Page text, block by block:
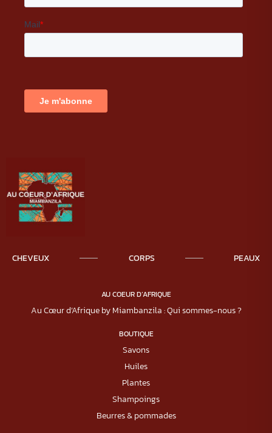
CHEVEUX CORPS PEAUX
AU COEUR D’AFRIQUE
Au Cœur d’Afrique by Miambanzila : Qui sommes-nous ?
BOUTIQUE
Savons
Huiles
Plantes
Shampoings
Beurres & pommades